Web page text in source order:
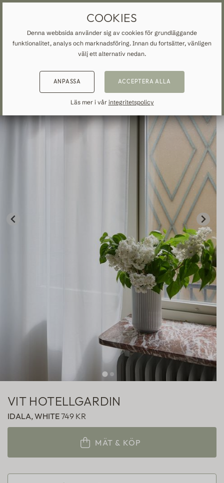
MADE-TO-MEASURE
ALLA GARDINER
Mörkläggande
ABOUT VEOLIN
Our production
ALLA GARDINER
VIT HOTELLGARDIN
IDALA, WHITE749 KR
MÄT & KÖP
COOKIES
Denna webbsida använder sig av cookies för grundläggande
funktionalitet, analys och marknadsföring. Innan du fortsätter, vänligen
välj ett alternativ nedan.
ANPASSA ACCEPTERA ALLA
Läs mer i vår integritetspolicy